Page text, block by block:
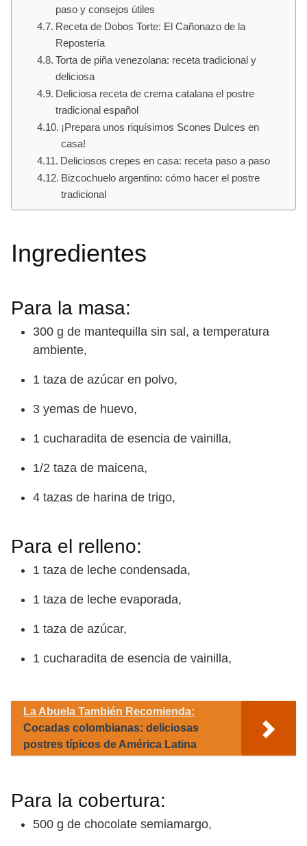
paso y consejos útiles
Receta de Dobos Torte: El Cañonazo de la
Repostería
Torta de piña venezolana: receta tradicional y
deliciosa
Deliciosa receta de crema catalana el postre
tradicional español
¡Prepara unos riquísimos Scones Dulces en
casa!
Deliciosos crepes en casa: receta paso a paso
Bizcochuelo argentino: cómo hacer el postre
tradicional
Ingredientes
Para la masa:
300 g de mantequilla sin sal, a temperatura
ambiente,
1 taza de azúcar en polvo,
3 yemas de huevo,
1 cucharadita de esencia de vainilla,
1/2 taza de maicena,
4 tazas de harina de trigo,
Para el relleno:
1 taza de leche condensada,
1 taza de leche evaporada,
1 taza de azúcar,
1 cucharadita de esencia de vainilla,
La Abuela También Recomienda:
Cocadas colombianas: deliciosas
postres típicos de América Latina
Para la cobertura:
500 g de chocolate semiamargo,